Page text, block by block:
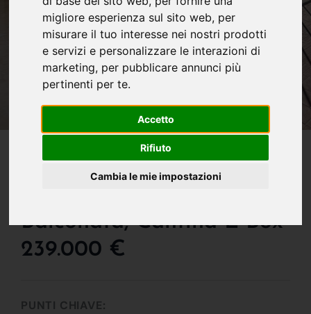
migliore esperienza sul sito web, per
misurare il tuo interesse nei nostri prodotti
e servizi e personalizzare le interazioni di
marketing, per pubblicare annunci più
pertinenti per te.
Accetto
Rifiuto
Cambia le mie impostazioni
IN VENDITA
Grande, Luminosissimo
Balconata, Cantina E Box
239.000 €
PUNTI CHIAVE: